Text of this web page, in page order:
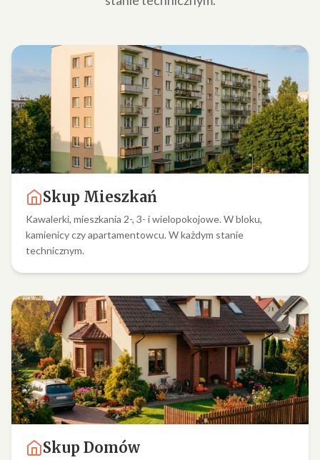
Skup Mieszkań
Kawalerki, mieszkania 2-, 3- i wielopokojowe. W bloku,
kamienicy czy apartamentowcu. W każdym stanie
technicznym.
Skup Domów